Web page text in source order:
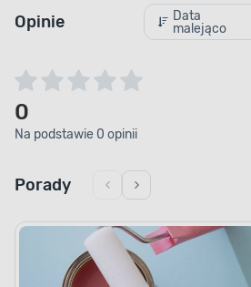
Opinie
Data
malejąco
0
Na podstawie 0 opinii
Porady